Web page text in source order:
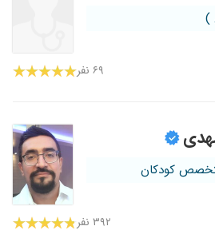
)
۶۹ نفر
کودکان
۳۹۲ نفر